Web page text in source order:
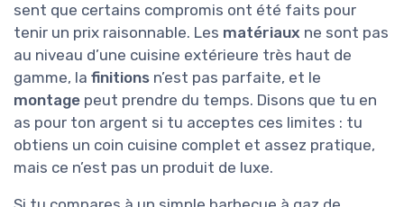
sent que certains compromis ont été faits pour
tenir un prix raisonnable. Les matériaux ne sont pas
au niveau d’une cuisine extérieure très haut de
gamme, la finitions n’est pas parfaite, et le
montage peut prendre du temps. Disons que tu en
as pour ton argent si tu acceptes ces limites : tu
obtiens un coin cuisine complet et assez pratique,
mais ce n’est pas un produit de luxe.